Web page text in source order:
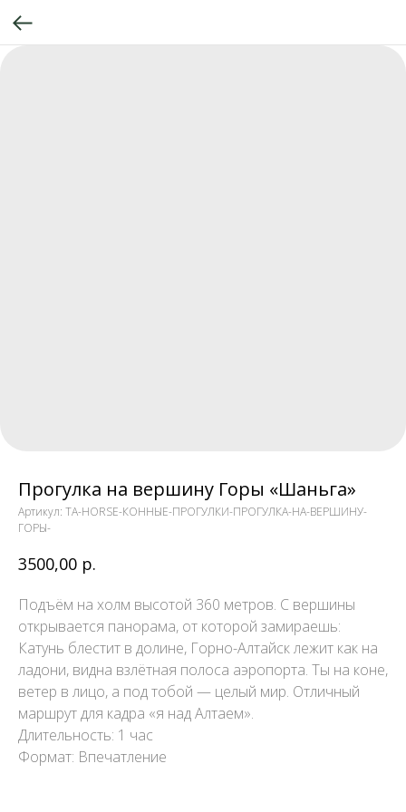
Прогулка на вершину Горы «Шаньга»
Артикул: TA-HORSE-КОННЫЕ-ПРОГУЛКИ-ПРОГУЛКА-НА-ВЕРШИНУ-
ГОРЫ-
3500,00 р.
Подъём на холм высотой 360 метров. С вершины
открывается панорама, от которой замираешь:
Катунь блестит в долине, Горно-Алтайск лежит как на
ладони, видна взлётная полоса аэропорта. Ты на коне,
ветер в лицо, а под тобой — целый мир. Отличный
маршрут для кадра «я над Алтаем».
Длительность: 1 час
Формат: Впечатление